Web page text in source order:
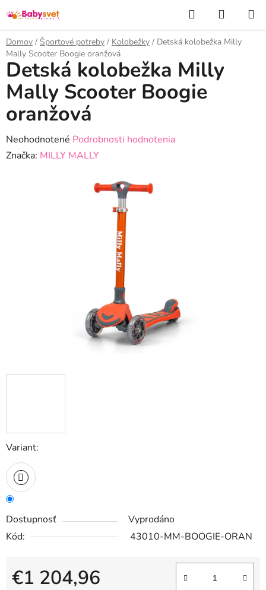
na
obsah
Hľadať
KOŠÍK
Domov / Športové potreby / Kolobežky / Detská kolobežka Milly
Mally Scooter Boogie oranžová
Variant:
Dostupnosť
Vyprodáno
Kód:
43010-MM-BOOGIE-ORAN
€1 204,96
Detská kolobežka Milly
Mally Scooter Boogie
oranžová
Priemerné
hodnotenie
Neohodnotené Podrobnosti hodnotenia
Značka: MILLY MALLY